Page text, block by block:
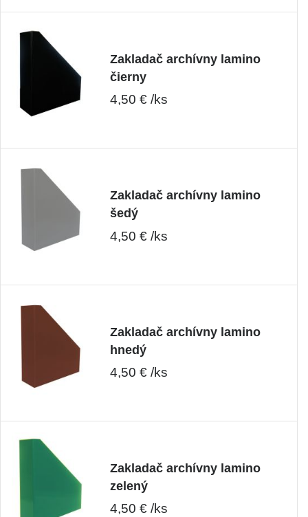
Zakladač archívny lamino
čierny
4,50 € /ks
Zakladač archívny lamino
šedý
4,50 € /ks
Zakladač archívny lamino
hnedý
4,50 € /ks
Zakladač archívny lamino
zelený
4,50 € /ks